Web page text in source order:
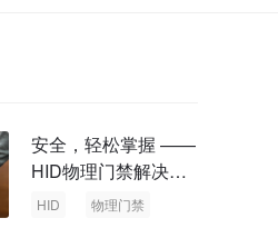
安全，轻松掌握 ——
HID物理门禁解决方
案，启动智慧安全新
HID 物理门禁